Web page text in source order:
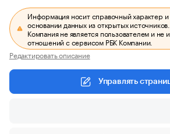
Информация носит справочный характер
основании данных из открытых источников.
Компания не является пользователем и не
отношений с сервисом РБК Компании.
Редактировать описание
Управлять